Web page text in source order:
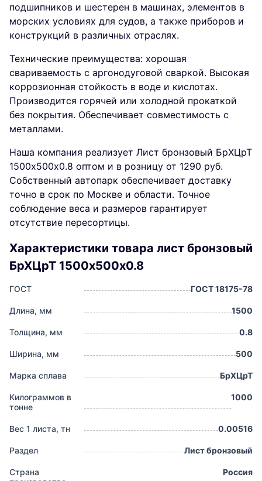
подшипников и шестерен в машинах, элементов в
морских условиях для судов, а также приборов и
конструкций в различных отраслях.
Технические преимущества: хорошая
свариваемость с аргонодуговой сваркой. Высокая
коррозионная стойкость в воде и кислотах.
Производится горячей или холодной прокаткой
без покрытия. Обеспечивает совместимость с
металлами.
Наша компания реализует Лист бронзовый БрХЦрТ
1500х500х0.8 оптом и в розницу от 1290 руб.
Собственный автопарк обеспечивает доставку
точно в срок по Москве и области. Точное
соблюдение веса и размеров гарантирует
отсутствие пересортицы.
Характеристики товара лист бронзовый
БрХЦрТ 1500х500х0.8
ГОСТ ГОСТ 18175-78
Длина, мм 1500
Толщина, мм 0.8
Ширина, мм 500
Марка сплава БрХЦрТ
Килограммов в
тонне
1000
Вес 1 листа, тн 0.00516
Раздел Лист бронзовый
Страна
Россия